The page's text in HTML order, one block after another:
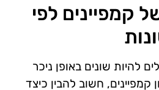
קמפיינים לפי
להיות שונים באופן ניכר
חשוב להבין כיצד